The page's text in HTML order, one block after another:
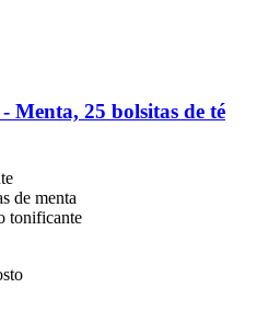
Menta, 25 bolsitas de té
de menta
tonificante